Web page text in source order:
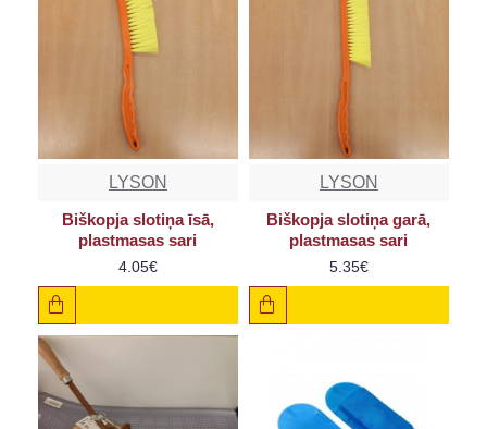
LYSON
Biškopja slotiņa īsā,
plastmasas sari
4.05€
LYSON
Biškopja slotiņa garā,
plastmasas sari
5.35€